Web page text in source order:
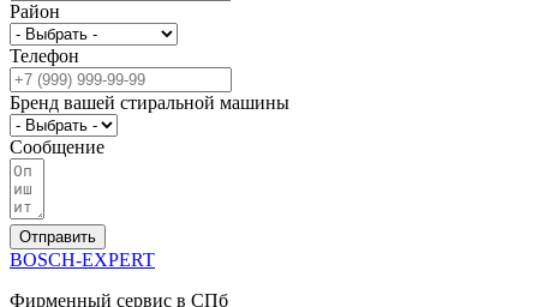
Район
Телефон
Бренд вашей стиральной машины
Сообщение
Отправить
BOSCH-EXPERT
Фирменный сервис в СПб